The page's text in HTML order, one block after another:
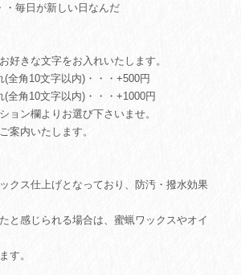
・毎日が新しい日なんだ
好きな文字をお入れいたします。
全角10文字以内)・・・+500円
全角10文字以内)・・・+1000円
ョン欄よりお選び下さいませ。
案内いたします。
クス仕上げとなっており、防汚・撥水効果
と感じられる場合は、蜜蝋ワックスやオイ
す。